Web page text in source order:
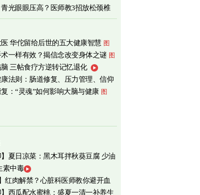
青光眼眼压高？医师教3招放松颈椎
华佗留给后世的五大健康智慧 图
一样有效？揭信念改变身体之谜 图
三帖食疗方逆转记忆退化
法则：肠道修复、压力管理、信仰
：“灵魂”如何影响大脑与健康 图
夏日凉菜：黑木耳拌秋葵豆腐 少油
图
素中毒
红肉解禁？心脏科医师教你避开血
西瓜配水蜜桃：盛夏一清一补养生